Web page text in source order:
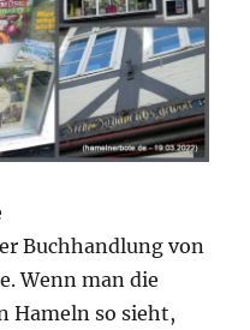
Buchhandlung von
Wenn man die
Hameln so sieht,